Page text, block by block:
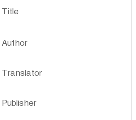
Title
Author
Translator
Publisher